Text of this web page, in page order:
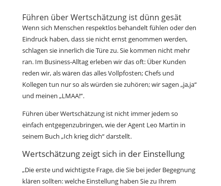
Führen über Wertschätzung ist dünn gesät
Wenn sich Menschen respektlos behandelt fühlen oder den
Eindruck haben, dass sie nicht ernst genommen werden,
schlagen sie innerlich die Türe zu. Sie kommen nicht mehr
ran. Im Business-Alltag erleben wir das oft: Über Kunden
reden wir, als wären das alles Vollpfosten; Chefs und
Kollegen tun nur so als würden sie zuhören; wir sagen „ja,ja“
und meinen „LMAA!“.
Führen über Wertschätzung ist nicht immer jedem so
einfach entgegenzubringen, wie der Agent Leo Martin in
seinem Buch „Ich krieg dich“ darstellt.
Wertschätzung zeigt sich in der Einstellung
„Die erste und wichtigste Frage, die Sie bei jeder Begegnung
klären sollten: welche Einstellung haben Sie zu Ihrem